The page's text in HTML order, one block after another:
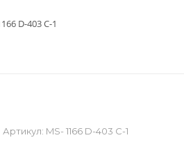
D-403 C-1
Артикул: MS- 1166 D-403 C-1